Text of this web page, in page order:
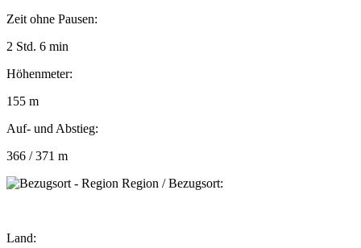
Zeit ohne Pausen:
2 Std. 6 min
Höhenmeter:
155 m
Auf- und Abstieg:
366 / 371 m
Region / Bezugsort:
Land: